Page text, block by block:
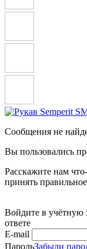
Сообщения не
Вы пользовались
Расскажите нам
принять
Войдите в учётную
ответе
E-mail
ПарольЗабыли